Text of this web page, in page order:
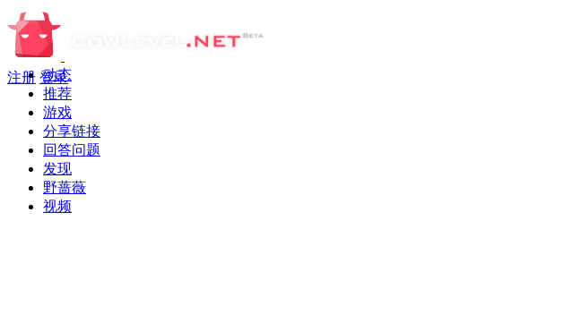
注册 登录
动态
推荐
游戏
分享链接
回答问题
发现
野蔷薇
视频